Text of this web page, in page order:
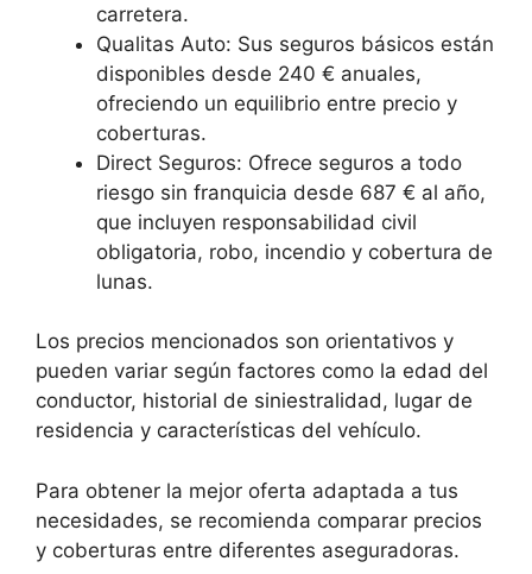
carretera.
Qualitas Auto: Sus seguros básicos están
disponibles desde 240 € anuales,
ofreciendo un equilibrio entre precio y
coberturas.
Direct Seguros: Ofrece seguros a todo
riesgo sin franquicia desde 687 € al año,
que incluyen responsabilidad civil
obligatoria, robo, incendio y cobertura de
lunas.
Los precios mencionados son orientativos y
pueden variar según factores como la edad del
conductor, historial de siniestralidad, lugar de
residencia y características del vehículo.
Para obtener la mejor oferta adaptada a tus
necesidades, se recomienda comparar precios
y coberturas entre diferentes aseguradoras.